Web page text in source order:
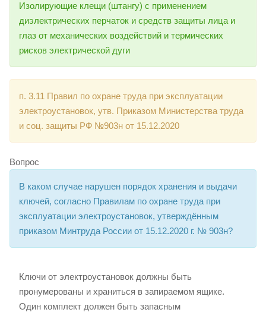
Изолирующие клещи (штангу) с применением
диэлектрических перчаток и средств защиты лица и
глаз от механических воздействий и термических
рисков электрической дуги
п. 3.11 Правил по охране труда при эксплуатации
электроустановок, утв. Приказом Министерства труда
и соц. защиты РФ №903н от 15.12.2020
Вопрос
В каком случае нарушен порядок хранения и выдачи
ключей, согласно Правилам по охране труда при
эксплуатации электроустановок, утверждённым
приказом Минтруда России от 15.12.2020 г. № 903н?
Ключи от электроустановок должны быть
пронумерованы и храниться в запираемом ящике.
Один комплект должен быть запасным